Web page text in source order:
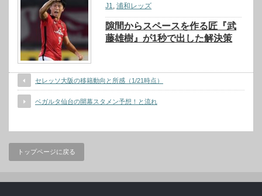
J1
,浦和レッズ
隙間からスペースを作る匠『武
藤雄樹』が1秒で出した解決策
セレッソ大阪の移籍動向と所感（1/21時点）
ベガルタ仙台の開幕スタメン予想！と流れ
トップページに戻る